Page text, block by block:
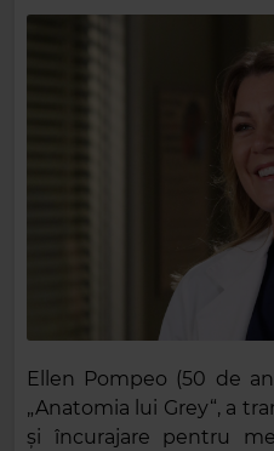
Ellen Pompeo (50 de
„Anatomia lui Grey“, a
şi încurajare pentru